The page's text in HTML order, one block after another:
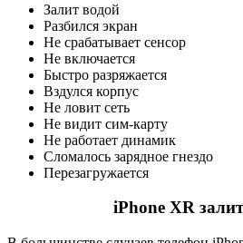
Залит водой
Разбился экран
Не срабатывает сенсор
Не включается
Быстро разряжается
Вздулся корпус
Не ловит сеть
Не видит сим-карту
Не работает динамик
Сломалось зарядное гнездо
Перезагружается
iPhone XR